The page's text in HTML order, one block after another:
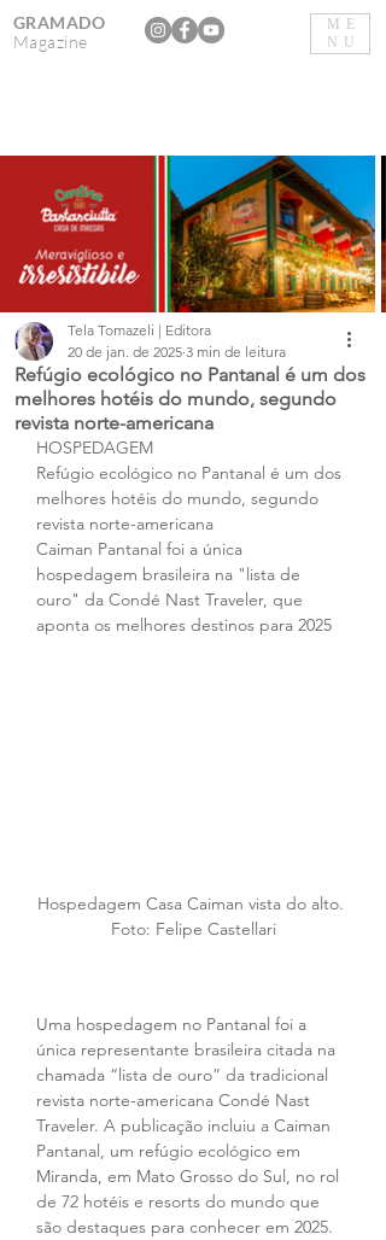
ME
NU
GRAMADO
Magazine
Refúgio ecológico no Pantanal é um dos
melhores hotéis do mundo, segundo
revista norte-americana
Tela Tomazeli | Editora
20 de jan. de 2025 3 min de leitura
HOSPEDAGEM
Refúgio ecológico no Pantanal é um dos
melhores hotéis do mundo, segundo
revista norte-americana
Caiman Pantanal foi a única
hospedagem brasileira na "lista de
ouro" da Condé Nast Traveler, que
aponta os melhores destinos para 2025
Hospedagem Casa Caiman vista do alto.
Foto: Felipe Castellari
Uma hospedagem no Pantanal foi a
única representante brasileira citada na
chamada “lista de ouro” da tradicional
revista norte-americana Condé Nast
Traveler. A publicação incluiu a Caiman
Pantanal, um refúgio ecológico em
Miranda, em Mato Grosso do Sul, no rol
de 72 hotéis e resorts do mundo que
são destaques para conhecer em 2025.